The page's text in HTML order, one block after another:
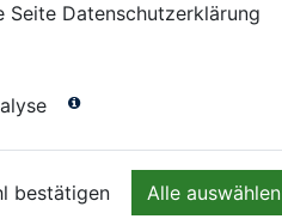
Datenschutzerklärung
bestätigen Alle auswählen